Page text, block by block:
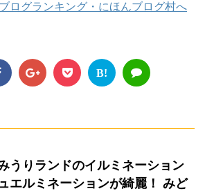
B!
うりランドのイルミネーション
エルミネーションが綺麗！ みど